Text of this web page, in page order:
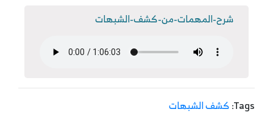
شرح-المهمات-من-كشف-الشبهات
Tags: كشف الشبهات